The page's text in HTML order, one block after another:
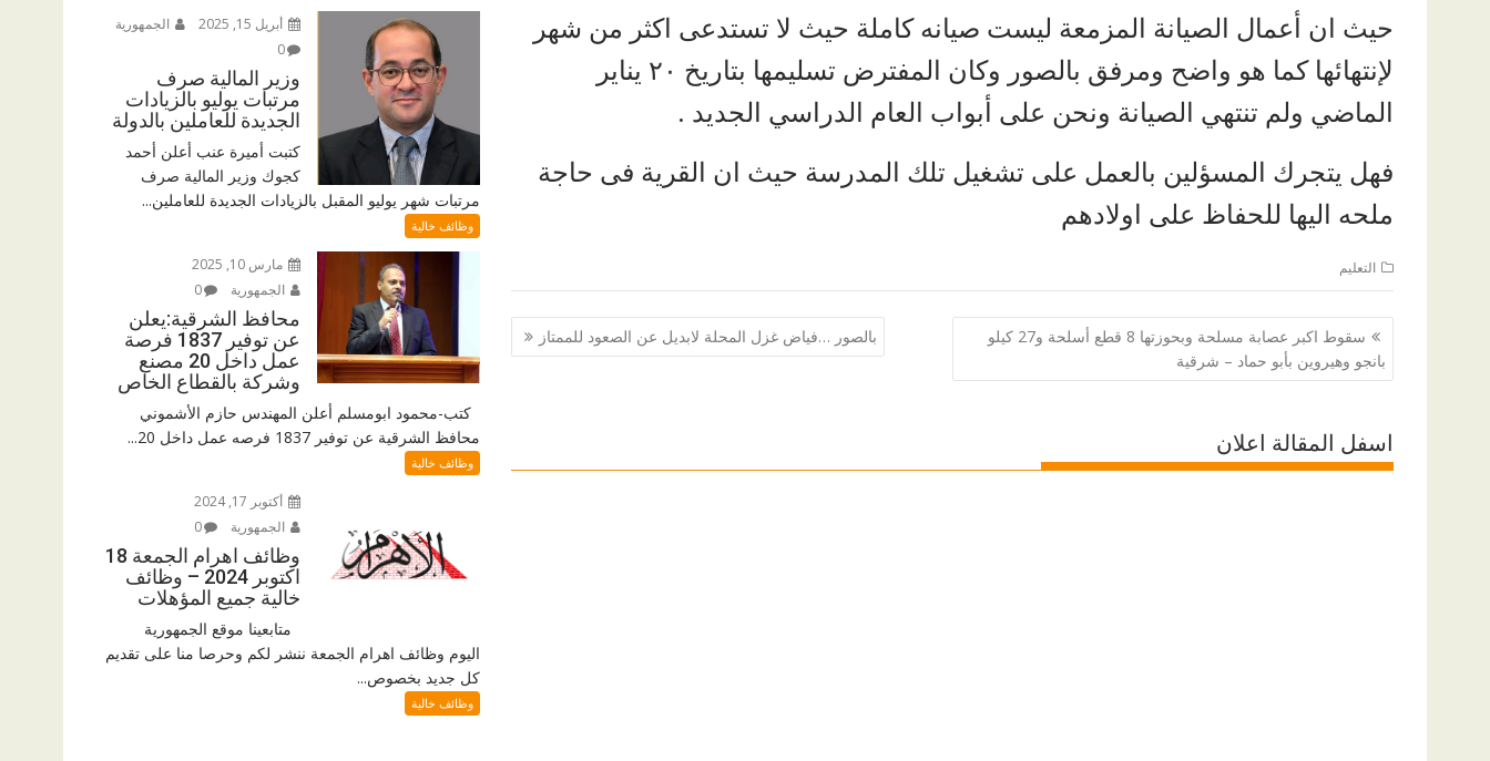
حيث ان أعمال الصيانة المزمعة ليست صيانه كاملة حيث لا تستدعى اكثر من شهر
لإنتهائها كما هو واضح ومرفق بالصور وكان المفترض تسليمها بتاريخ ٢٠ يناير
الماضي ولم تنتهي الصيانة ونحن على أبواب العام الدراسي الجديد .
فهل يتجرك المسؤلين بالعمل على تشغيل تلك المدرسة حيث ان القرية فى حاجة
ملحه اليها للحفاظ على اولادهم
التعليم
تصفّح
المقالات
سقوط اكبر عصابة مسلحة وبحوزتها 8 قطع أسلحة و27 كيلو
بانجو وهيروين بأبو حماد – شرقية
بالصور …فياض غزل المحلة لابديل عن الصعود للممتاز
اسفل المقالة اعلان
أبريل 15, 2025
الجمهورية
0
وزير المالية صرف
مرتبات يوليو بالزيادات
الجديدة للعاملين بالدولة
كتبت أميرة عنب أعلن أحمد
كجوك وزير المالية صرف
مرتبات شهر يوليو المقبل بالزيادات الجديدة للعاملين...
وظائف خالية
مارس 10, 2025
الجمهورية
0
محافظ الشرقية:يعلن
عن توفير 1837 فرصة
عمل داخل 20 مصنع
وشركة بالقطاع الخاص
كتب-محمود ابومسلم أعلن المهندس حازم الأشموني
محافظ الشرقية عن توفير 1837 فرصه عمل داخل 20...
وظائف خالية
أكتوبر 17, 2024
الجمهورية
0
وظائف اهرام الجمعة 18
اكتوبر 2024 – وظائف
خالية جميع المؤهلات
متابعينا موقع الجمهورية
اليوم وظائف اهرام الجمعة ننشر لكم وحرصا منا على تقديم
كل جديد بخصوص...
وظائف خالية